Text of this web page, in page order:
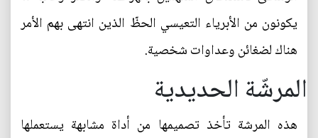
يكونون من الأبرياء التعيسي الحظّ الذين انتهى بهم الأمر
هناك لضغائن وعداوات شخصية.
المرشّة الحديدية
هذه المرشة تأخذ تصميمها من أداة مشابهة يستعملها